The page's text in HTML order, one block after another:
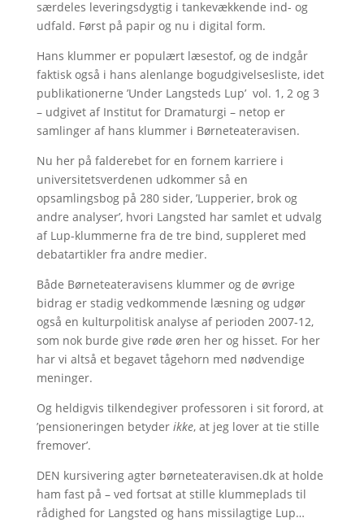
særdeles leveringsdygtig i tankevækkende ind- og
udfald. Først på papir og nu i digital form.
Hans klummer er populært læsestof, og de indgår
faktisk også i hans alenlange bogudgivelsesliste, idet
publikationerne ’Under Langsteds Lup’ vol. 1, 2 og 3
– udgivet af Institut for Dramaturgi – netop er
samlinger af hans klummer i Børneteateravisen.
Nu her på falderebet for en fornem karriere i
universitetsverdenen udkommer så en
opsamlingsbog på 280 sider, ’Lupperier, brok og
andre analyser’, hvori Langsted har samlet et udvalg
af Lup-klummerne fra de tre bind, suppleret med
debatartikler fra andre medier.
Både Børneteateravisens klummer og de øvrige
bidrag er stadig vedkommende læsning og udgør
også en kulturpolitisk analyse af perioden 2007-12,
som nok burde give røde øren her og hisset. For her
har vi altså et begavet tågehorn med nødvendige
meninger.
Og heldigvis tilkendegiver professoren i sit forord, at
’pensioneringen betyder ikke, at jeg lover at tie stille
fremover’.
DEN kursivering agter børneteateravisen.dk at holde
ham fast på – ved fortsat at stille klummeplads til
rådighed for Langsted og hans missilagtige Lup…